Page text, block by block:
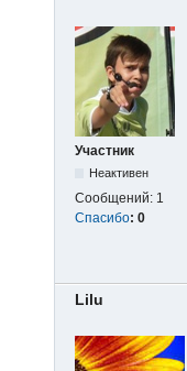
Участник
Неактивен
Сообщений: 1
Спасибо: 0
Lilu